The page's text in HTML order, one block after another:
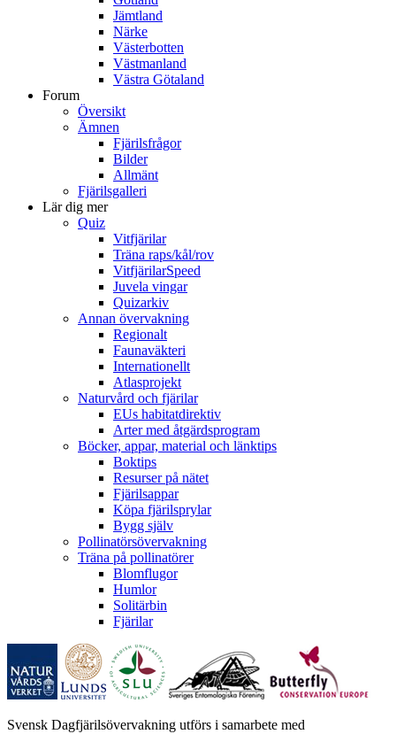
Jämtland
Närke
Västerbotten
Västmanland
Västra Götaland
Forum
Översikt
Ämnen
Fjärilsfrågor
Bilder
Allmänt
Fjärilsgalleri
Lär dig mer
Quiz
Vitfjärilar
Träna raps/kål/rov
VitfjärilarSpeed
Juvela vingar
Quizarkiv
Annan övervakning
Regionalt
Faunaväkteri
Internationellt
Atlasprojekt
Naturvård och fjärilar
EUs habitatdirektiv
Arter med åtgärdsprogram
Böcker, appar, material och länktips
Boktips
Resurser på nätet
Fjärilsappar
Köpa fjärilsprylar
Bygg själv
Pollinatörsövervakning
Träna på pollinatörer
Blomflugor
Humlor
Solitärbin
Fjärilar
Svensk Dagfjärilsövervakning utförs i samarbete med